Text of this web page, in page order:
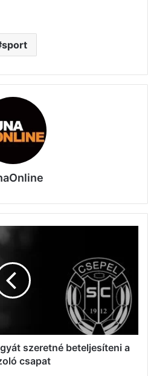
sport
szeretné beteljesíteni a
csapat